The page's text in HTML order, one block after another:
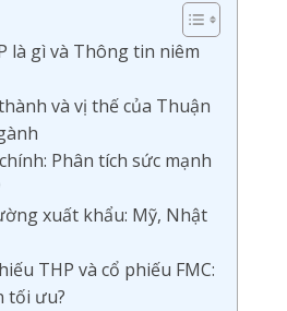
là gì và Thông tin niêm
và vị thế của Thuận
Phân tích sức mạnh
xuất khẩu: Mỹ, Nhật
THP và cổ phiếu FMC:
tối ưu?